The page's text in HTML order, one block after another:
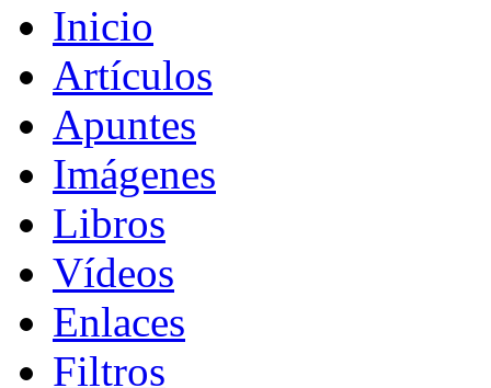
Inicio
Artículos
Apuntes
Imágenes
Libros
Vídeos
Enlaces
Filtros